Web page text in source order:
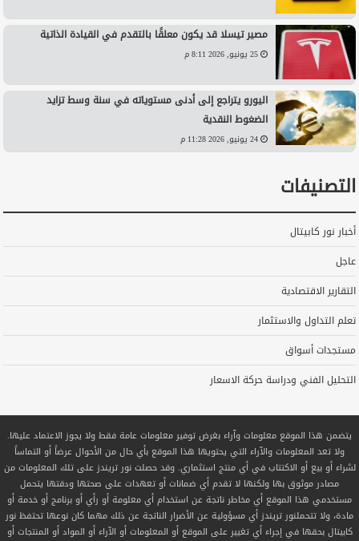
مصير تيسلا قد يكون معلقًا بالتقدم في القيادة الذاتية
25 يونيو, 2026 8:11 م
اليورو يتراجع إلى أدنى مستوياته في سنة وسط تزايد
الضغوط النقدية
24 يونيو, 2026 11:28 م
التصنيفات
أخبار نور كابيتال
عاجل
التقارير الاقتصادية
تعلم التداول والاستثمار
مستجدات أسواق
التحليل الفني ودراسة حركة الاسعار
يتضمن هذا الموقع معلومات وآراء بغرض توفير معلومات عامة فقط ولا يجوز الاعتماد عليها.
ولا تعد المعلومات والآراء التي يحتويها هذا الموقع بأي حال من الأحوال عرضاً أو التماساً
لشراء أو بيع أو الاكتتاب في أي منتج استثماري. وقد حصلت نور تريندز على تلك المعلومات من
مصادر موثوق بها ولكنها لا تقدم أي ضمانات أو تعهدات على صحتها ودقتها يتحمل
مستخدمي هذا الموقع أي مخاطر ناتجة عن استخدام أي معلومة أو رأي أو برنامج أو خدمة أو
مادة، ولا تتحملنور تريندز أي مسؤولية عن الأضرار الناتجة عن ذلك مهما كان نوعها تحتفظ نور
كابيتال بحقها في إجراء أي تغيير على الموقع أو المعلومات أو الآراء أو المواد أو المنتجات أو